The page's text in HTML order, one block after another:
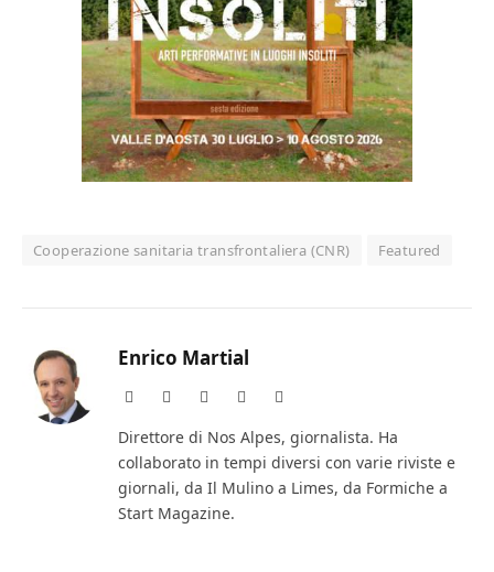
Cooperazione sanitaria transfrontaliera (CNR) Featured
Enrico Martial
Website Facebook Instagram
Direttore di Nos Alpes, giornalista. Ha
collaborato in tempi diversi con varie riviste e
giornali, da Il Mulino a Limes, da Formiche a
Start Magazine.